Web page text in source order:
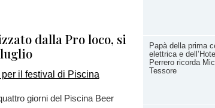
Papà della prima
elettrica e
Perrero ricorda
Tessore
dalla Pro loco, si
giorni del Piscina Beer